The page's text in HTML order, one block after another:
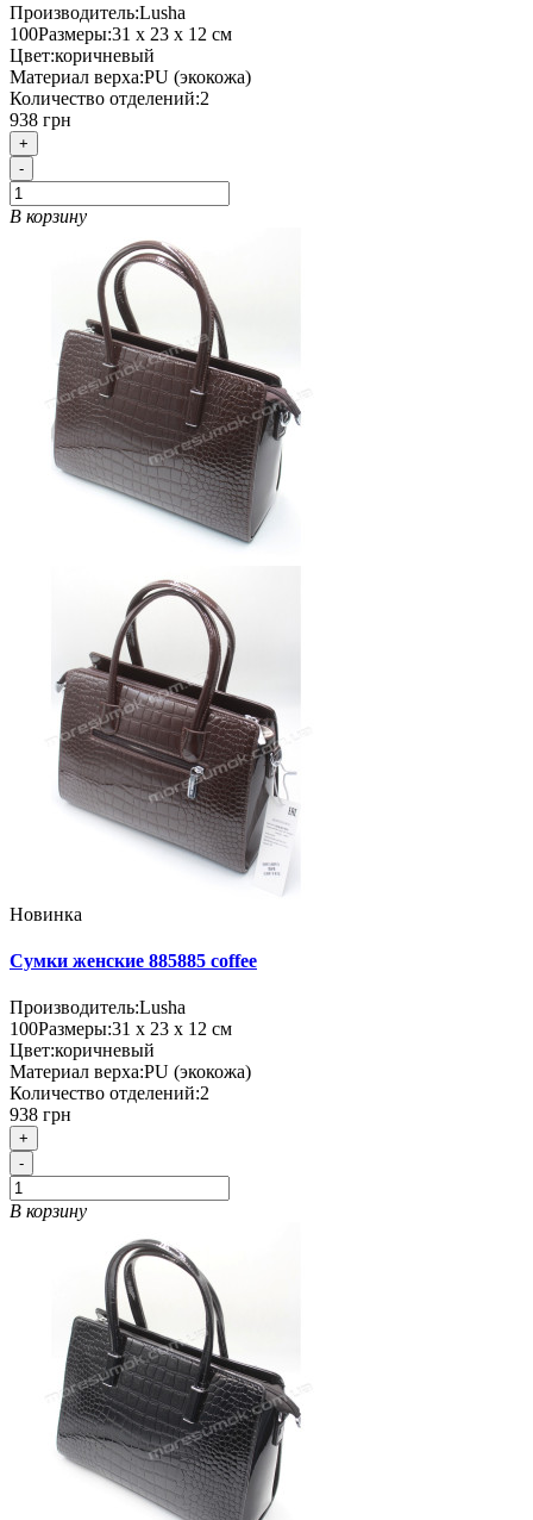
Производитель:Lusha
100Размеры:31 х 23 х 12 см
Цвет:коричневый
Материал верха:PU (экокожа)
Количество отделений:2
938 грн
+
-
В корзину
Новинка
Сумки женские 885885 coffee
Производитель:Lusha
100Размеры:31 х 23 х 12 см
Цвет:коричневый
Материал верха:PU (экокожа)
Количество отделений:2
938 грн
+
-
В корзину